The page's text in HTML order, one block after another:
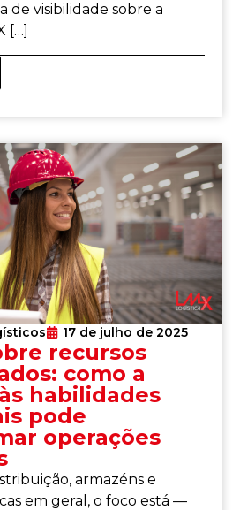
de visibilidade sobre a
[…]
17 de julho de 2025
recursos
como a
habilidades
pode
operações
armazéns e
em geral, o foco está —